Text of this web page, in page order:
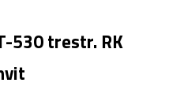
530 trestr. RK